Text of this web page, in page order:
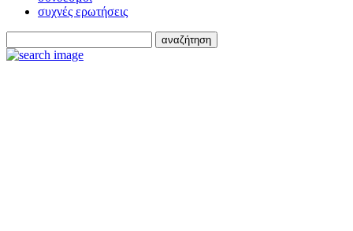
συχνές ερωτήσεις